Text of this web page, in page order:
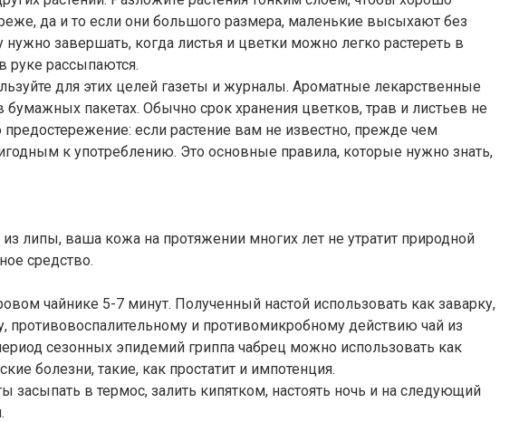
да и то если они большого размера, маленькие высыхают без
завершать, когда листья и цветки можно легко растереть в
руке рассыпаются.
для этих целей газеты и журналы. Ароматные лекарственные
пакетах. Обычно срок хранения цветков, трав и листьев не
если растение вам не известно, прежде чем
к употреблению. Это основные правила, которые нужно знать,
липы, ваша кожа на протяжении многих лет не утратит природной
средство.
чайнике 5-7 минут. Полученный настой использовать как заварку,
противовоспалительному и противомикробному действию чай из
сезонных эпидемий гриппа чабрец можно использовать как
болезни, такие, как простатит и импотенция.
засыпать в термос, залить кипятком, настоять ночь и на следующий